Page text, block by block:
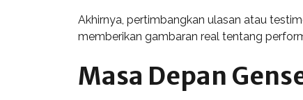
Akhirnya, pertimbangkan ulasan atau
memberikan gambaran real tentang
Masa Depan